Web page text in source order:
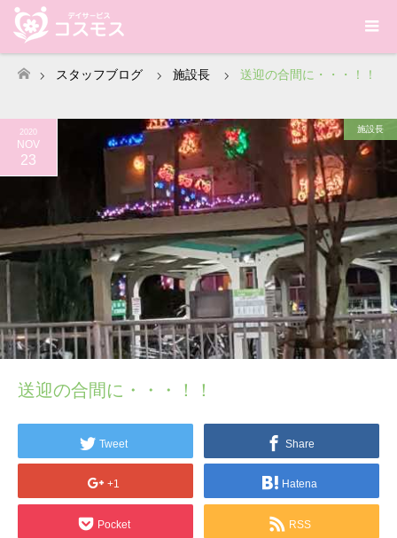
ホーム
スタッフブログ 施設長 送迎の合間に・・・！！
2020
NOV
23
施設長
送迎の合間に・・・！！
Tweet Share
+1 Hatena
Pocket RSS